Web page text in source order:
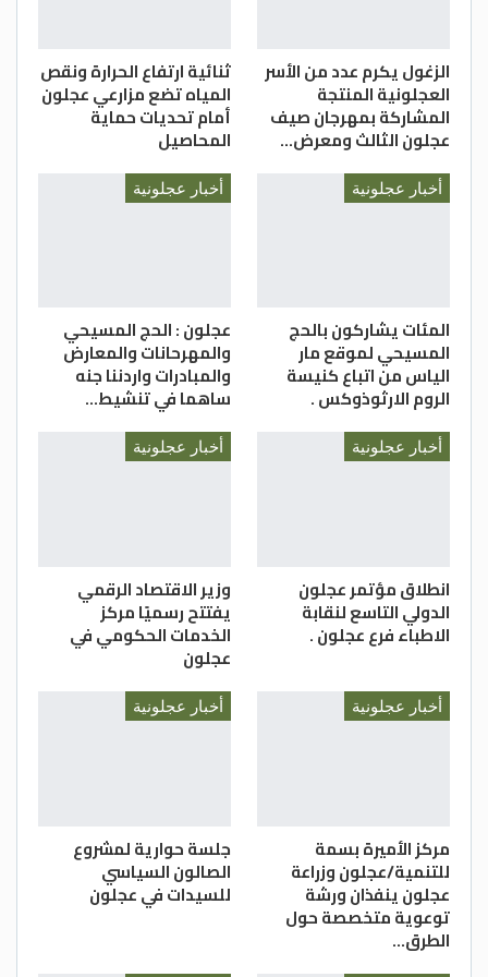
تنشيط الحركة السياحية والاقتصادية، وتعزز
من مكانة الأردن كوجهة سياحية متنوعة تجمع
بين الطبيعة والترفيه والاستثمار.
المملكة
الزغول يكرم عدد من الأسر
العجلونية المنتجة
المشاركة بمهرجان صيف
عجلون الثالث ومعرض…
ثنائية ارتفاع الحرارة ونقص
المياه تضع مزارعي عجلون
أمام تحديات حماية
المحاصيل
أخبار عجلونية
المئات يشاركون بالحج
المسيحي لموقع مار
الياس من اتباع كنيسة
الروم الارثوذوكس .
أخبار عجلونية
عجلون : الحج المسيحي
والمهرحانات والمعارض
والمبادرات واردننا جنه
ساهما في تنشيط…
أخبار عجلونية
انطلاق مؤتمر عجلون
الدولي التاسع لنقابة
الاطباء فرع عجلون .
أخبار عجلونية
وزير الاقتصاد الرقمي
يفتتح رسميًا مركز
الخدمات الحكومي في
عجلون
أخبار عجلونية
مركز الأميرة بسمة
للتنمية/عجلون وزراعة
عجلون ينفذان ورشة
توعوية متخصصة حول
الطرق…
أخبار عجلونية
جلسة حوارية لمشروع
الصالون السياسي
للسيدات في عجلون